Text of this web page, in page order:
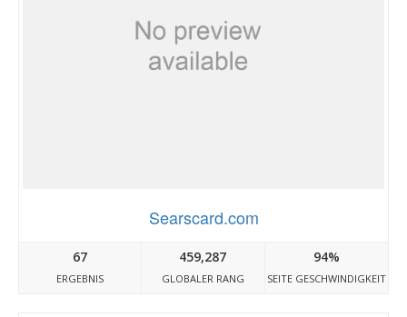
Searscard.com
67
ERGEBNIS
459,287
GLOBALER RANG
94%
SEITE GESCHWINDIGKEIT